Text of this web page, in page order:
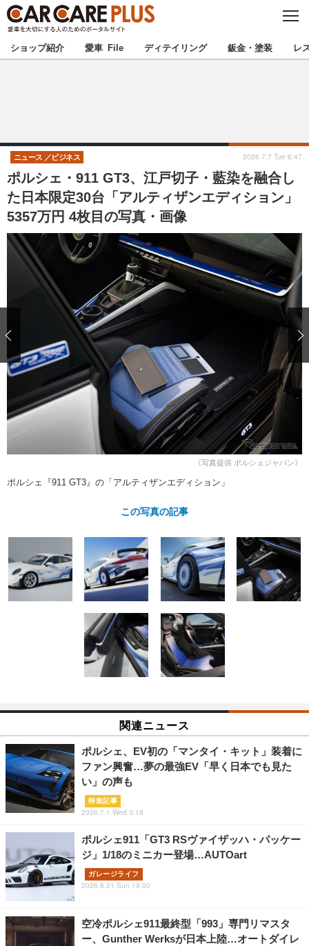
C
S
E
★カーケアプラス認定★ 厳選プロショップを地域から探す
甲信越 北陸
東海 関西
中国
九州 沖縄
注目の記事
ショップレポート
自動車豆知識 ストップ！不具合修理＆粗悪修理
鈑金・塗装
ディテイリング
ディテイリング
ヘッドライト磨き コーティング
フィルム・ラッピング
鈑金・塗装
小キズ直し
特集記事
ストップ 不具合修理＆粗悪修理
カーメーカー「旧車」関連プロジェ
クト
ショップ紹介
ショップレポート プロショップ検索
カーメーカー「旧車」関連プロジ
コラム
インタビュー
イベント告知 イベントレポート
ショップ紹介 愛車 File ディテイリング 鈑金・塗装 レ
ポルシェ・911 GT3、江戸切子・藍染を融合し
た日本限定30台「アルティザンエディション」
5357万円 4枚目の写真・画像
ニュース ビジネス 2026.7.7 Tue 6:47
《写真提供 ポルシェジャパン》
ポルシェ『911 GT3』の「アルティザンエディション」
この写真の記事
関連ニュース
ポルシェ、EV初の「マンタイ・キット」装着に
ファン興奮…夢の最強EV「早く日本でも見た
い」の声も
特集記事
2026.7.1 Wed 3:18
ポルシェ911「GT3 RSヴァイザッハ・パッケー
ジ」1/18のミニカー登場…AUTOart
ガレージライフ
2026.6.21 Sun 19:00
空冷ポルシェ911最終型「993」専門リマスタ
ー、Gunther Werksが日本上陸…オートダイレ